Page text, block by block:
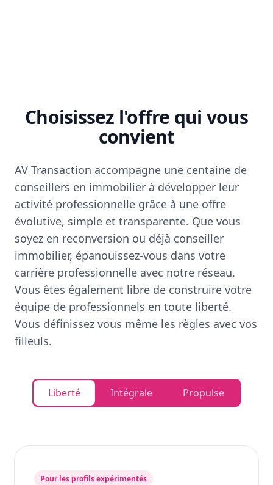
Choisissez l'offre qui vous
convient
AV Transaction accompagne une centaine de
conseillers en immobilier à développer leur
activité professionnelle grâce à une offre
évolutive, simple et transparente. Que vous
soyez en reconversion ou déjà conseiller
immobilier, épanouissez-vous dans votre
carrière professionnelle avec notre réseau.
Vous êtes également libre de construire votre
équipe de professionnels en toute liberté.
Vous définissez vous même les règles avec vos
filleuls.
Liberté Intégrale Propulse
Pour les profils expérimentés